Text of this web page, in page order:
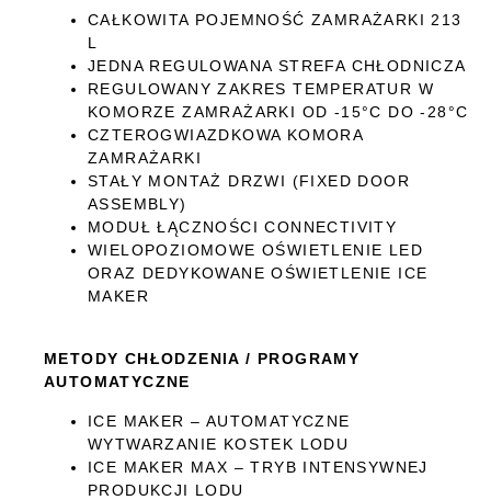
CAŁKOWITA POJEMNOŚĆ ZAMRAŻARKI 213
L
JEDNA REGULOWANA STREFA CHŁODNICZA
REGULOWANY ZAKRES TEMPERATUR W
KOMORZE ZAMRAŻARKI OD -15°C DO -28°C
CZTEROGWIAZDKOWA KOMORA
ZAMRAŻARKI
STAŁY MONTAŻ DRZWI (FIXED DOOR
ASSEMBLY)
MODUŁ ŁĄCZNOŚCI CONNECTIVITY
WIELOPOZIOMOWE OŚWIETLENIE LED
ORAZ DEDYKOWANE OŚWIETLENIE ICE
MAKER
METODY CHŁODZENIA / PROGRAMY
AUTOMATYCZNE
ICE MAKER – AUTOMATYCZNE
WYTWARZANIE KOSTEK LODU
ICE MAKER MAX – TRYB INTENSYWNEJ
PRODUKCJI LODU